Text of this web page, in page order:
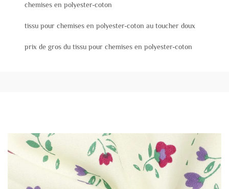
chemises en polyester-coton
tissu pour chemises en polyester-coton au toucher doux
prix de gros du tissu pour chemises en polyester-coton